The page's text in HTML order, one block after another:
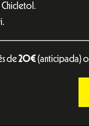
de20€(anticipada) o